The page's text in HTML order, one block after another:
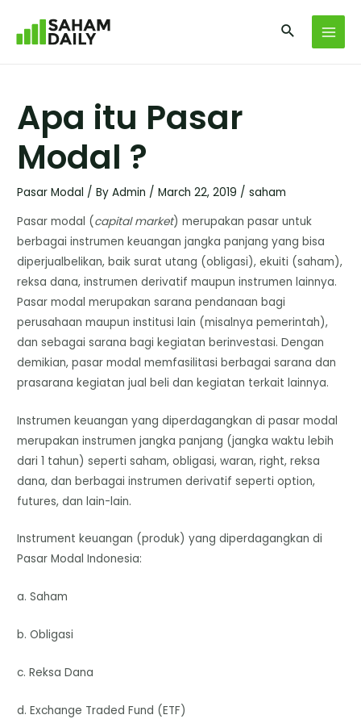
Apa itu Pasar
Modal ?
Pasar Modal / ByAdmin /March 22, 2019 /saham
Pasar modal (capital market) merupakan pasar untuk
berbagai instrumen keuangan jangka panjang yang bisa
diperjualbelikan, baik surat utang (obligasi), ekuiti (saham),
reksa dana, instrumen derivatif maupun instrumen lainnya.
Pasar modal merupakan sarana pendanaan bagi
perusahaan maupun institusi lain (misalnya pemerintah),
dan sebagai sarana bagi kegiatan berinvestasi. Dengan
demikian, pasar modal memfasilitasi berbagai sarana dan
prasarana kegiatan jual beli dan kegiatan terkait lainnya.
Instrumen keuangan yang diperdagangkan di pasar modal
merupakan instrumen jangka panjang (jangka waktu lebih
dari 1 tahun) seperti saham, obligasi, waran, right, reksa
dana, dan berbagai instrumen derivatif seperti option,
futures, dan lain-lain.
Instrument keuangan (produk) yang diperdagangkan di
Pasar Modal Indonesia:
a. Saham
b. Obligasi
c. Reksa Dana
d. Exchange Traded Fund (ETF)